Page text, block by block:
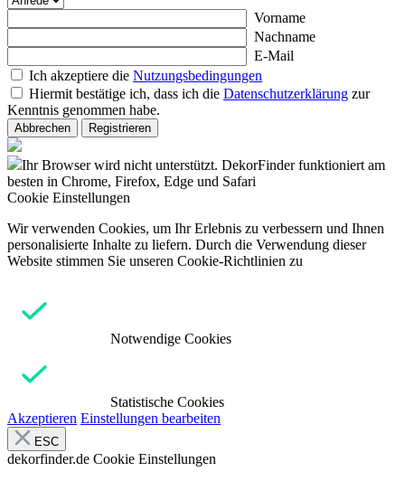
Vorname
Nachname
E-Mail
Ich akzeptiere die Nutzungsbedingungen
Hiermit bestätige ich, dass ich die Datenschutzerklärung zur
Kenntnis genommen habe.
Abbrechen Registrieren
Ihr Browser wird nicht unterstützt. DekorFinder funktioniert am
besten in Chrome, Firefox, Edge und Safari
Cookie Einstellungen
Wir verwenden Cookies, um Ihr Erlebnis zu verbessern und Ihnen
personalisierte Inhalte zu liefern. Durch die Verwendung dieser
Website stimmen Sie unseren Cookie-Richtlinien zu
Notwendige Cookies
Statistische Cookies
Akzeptieren Einstellungen bearbeiten
ESC
dekorfinder.de Cookie Einstellungen